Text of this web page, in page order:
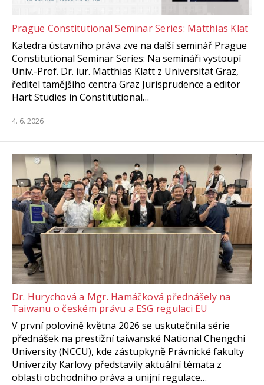
Prague Constitutional Seminar Series: Matthias Klat
Katedra ústavního práva zve na další seminář Prague
Constitutional Seminar Series: Na semináři vystoupí
Univ.-Prof. Dr. iur. Matthias Klatt z Universität Graz,
ředitel tamějšího centra Graz Jurisprudence a editor
Hart Studies in Constitutional…
4. 6. 2026
Dr. Hurychová a Mgr. Hamáčková přednášely na
Taiwanu o českém právu a ESG regulaci EU
V první polovině května 2026 se uskutečnila série
přednášek na prestižní taiwanské National Chengchi
University (NCCU), kde zástupkyně Právnické fakulty
Univerzity Karlovy představily aktuální témata z
oblasti obchodního práva a unijní regulace…